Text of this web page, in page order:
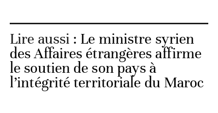
Lire aussi : Le ministre syrien
des Affaires étrangères affirme
le soutien de son pays à
l’intégrité territoriale du Maroc